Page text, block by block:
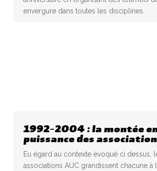
envergure dans toutes les disciplines.
1992-2004 : la montée
puissance des
Eu égard au contexte évoqué ci dessus,
associations AUC grandissent chacune à